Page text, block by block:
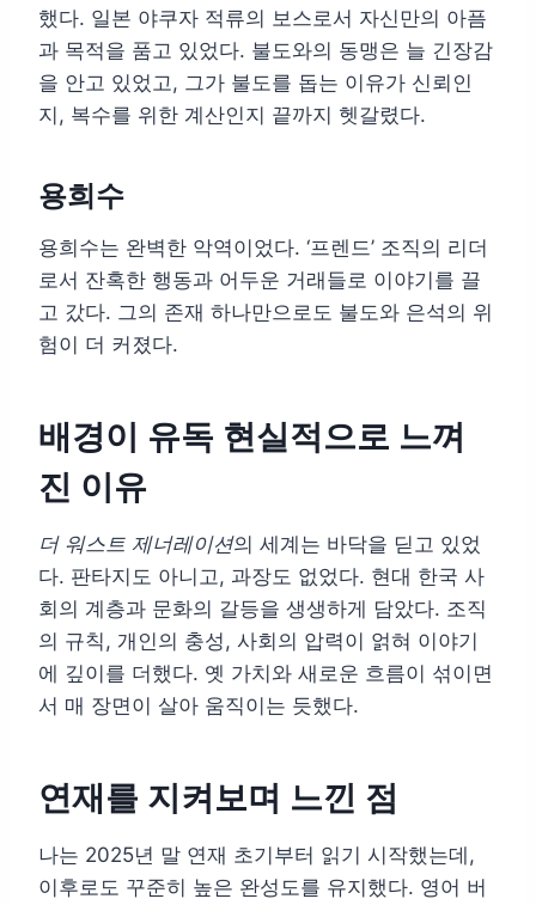
했다. 일본 야쿠자 적류의 보스로서 자신만의 아픔
과 목적을 품고 있었다. 불도와의 동맹은 늘 긴장감
을 안고 있었고, 그가 불도를 돕는 이유가 신뢰인
지, 복수를 위한 계산인지 끝까지 헷갈렸다.
용희수
용희수는 완벽한 악역이었다. ‘프렌드’ 조직의 리더
로서 잔혹한 행동과 어두운 거래들로 이야기를 끌
고 갔다. 그의 존재 하나만으로도 불도와 은석의 위
험이 더 커졌다.
배경이 유독 현실적으로 느껴
진 이유
더 워스트 제너레이션의 세계는 바닥을 딛고 있었
다. 판타지도 아니고, 과장도 없었다. 현대 한국 사
회의 계층과 문화의 갈등을 생생하게 담았다. 조직
의 규칙, 개인의 충성, 사회의 압력이 얽혀 이야기
에 깊이를 더했다. 옛 가치와 새로운 흐름이 섞이면
서 매 장면이 살아 움직이는 듯했다.
연재를 지켜보며 느낀 점
나는 2025년 말 연재 초기부터 읽기 시작했는데,
이후로도 꾸준히 높은 완성도를 유지했다. 영어 버